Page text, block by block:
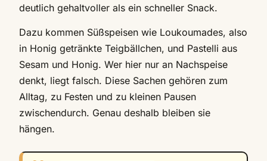
deutlich gehaltvoller als ein schneller Snack.
Dazu kommen Süßspeisen wie Loukoumades, also
in Honig getränkte Teigbällchen, und Pastelli aus
Sesam und Honig. Wer hier nur an Nachspeise
denkt, liegt falsch. Diese Sachen gehören zum
Alltag, zu Festen und zu kleinen Pausen
zwischendurch. Genau deshalb bleiben sie
hängen.